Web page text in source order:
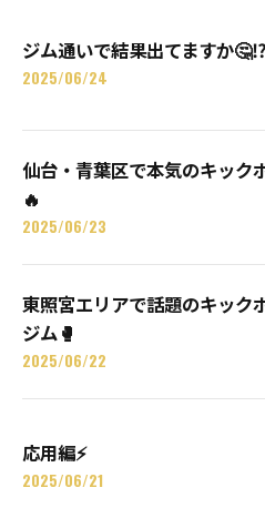
ジム通いで結果出てますか🤔⁉️
2025/06/24
仙台・青葉区で本気のキック
🔥
2025/06/23
東照宮エリアで話題のキック
ジム🥊
2025/06/22
応用編⚡️
2025/06/21